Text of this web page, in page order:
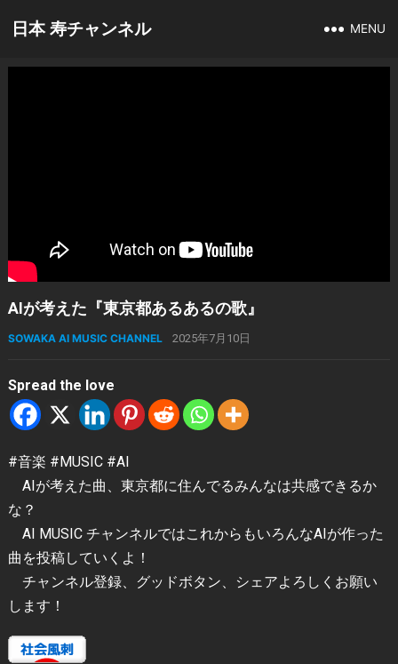
日本 寿チャンネル MENU
AIが考えた『東京都あるあるの歌』
SOWAKA AI MUSIC CHANNEL 2025年7月10日
Spread the love
#音楽 #MUSIC #AI
AIが考えた曲、東京都に住んでるみんなは共感できるか
な？
AI MUSIC チャンネルではこれからもいろんなAIが作った
曲を投稿していくよ！
チャンネル登録、グッドボタン、シェアよろしくお願い
します！